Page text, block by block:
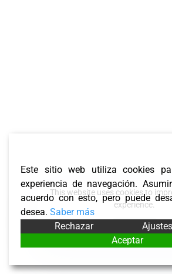
Este sitio web utiliza cookies
experiencia de navegación.
acuerdo con esto, pero puede
desea. Saber más
Rechazar
Aceptar
This website uses cookies to
experience.
Accept